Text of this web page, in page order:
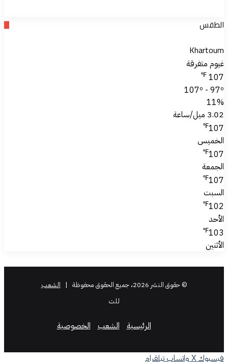
الطقس
Khartoum
غيوم متفرقة
107
℉
107º - 97º
11%
3.02 ميل/ساعة
107
℉
الخميس
107
℉
الجمعة
107
℉
السبت
102
℉
الأحد
103
℉
الأثنين
© حقوق النشر 2026، جميع الحقوق محفوظة |
الشعب
للت
الرئيسية الشعب الخصوصية
فيسبوك‫X واتسابتيلقرام